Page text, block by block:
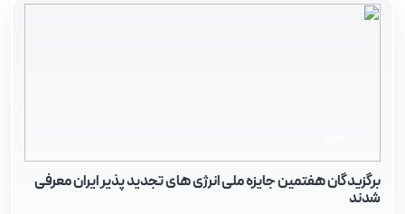
برگزیدگان هفتمین جایزه ملی انرژی‌ های تجدید پذیر ایران معرفی
شدند